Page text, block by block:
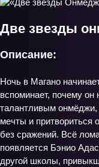
Две звезды
Описание:
Ночь в Магано
вспоминает, почему он
талантливым онмёджи,
мечты и притвориться
без сражений. Всё
появляется Бэнио
другой школы,